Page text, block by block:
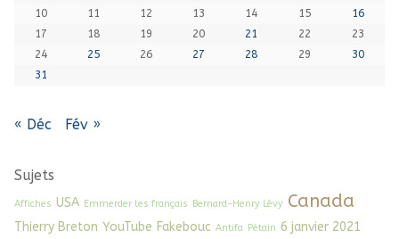
10
11 12 13 14 15
16
17
18 19 20 21 22
23
24
25 26 27 28 29
30
31
« Déc Fév »
Sujets
Affiches USA Emmerder les français Bernard-Henry Lévy Canada
Thierry Breton YouTube Fakebouc Antifa Pétain 6 janvier 2021